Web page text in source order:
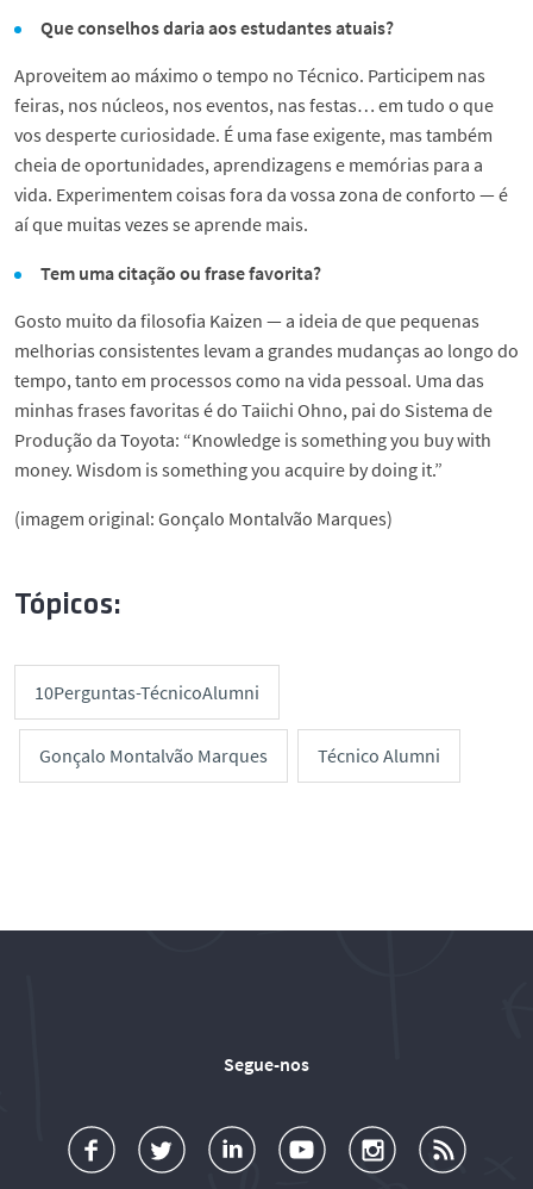
Que conselhos daria aos estudantes atuais?
Aproveitem ao máximo o tempo no Técnico. Participem nas
feiras, nos núcleos, nos eventos, nas festas… em tudo o que
vos desperte curiosidade. É uma fase exigente, mas também
cheia de oportunidades, aprendizagens e memórias para a
vida. Experimentem coisas fora da vossa zona de conforto — é
aí que muitas vezes se aprende mais.
Tem uma citação ou frase favorita?
Gosto muito da filosofia Kaizen — a ideia de que pequenas
melhorias consistentes levam a grandes mudanças ao longo do
tempo, tanto em processos como na vida pessoal. Uma das
minhas frases favoritas é do Taiichi Ohno, pai do Sistema de
Produção da Toyota: “Knowledge is something you buy with
money. Wisdom is something you acquire by doing it.”
(imagem original: Gonçalo Montalvão Marques)
Tópicos:
10Perguntas-TécnicoAlumni
Gonçalo Montalvão Marques Técnico Alumni
Segue-nos
a
o
d
o
o
u